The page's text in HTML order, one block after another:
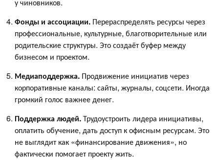
у чиновников.
Фонды и ассоциации. Перераспределять ресурсы через
профессиональные, культурные, благотворительные или
родительские структуры. Это создаёт буфер между
бизнесом и проектом.
Медиаподдержка. Продвижение инициатив через
корпоративные каналы: сайты, журналы, соцсети. Иногда
громкий голос важнее денег.
Поддержка людей.Трудоустроить лидера инициативы,
оплатить обучение, дать доступ к офисным ресурсам. Это
не выглядит как «финансирование движения», но
фактически помогает проекту жить.